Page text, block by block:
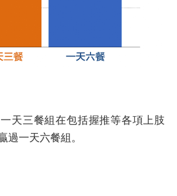
天三餐組在包括握推等各項上肢
過一天六餐組。